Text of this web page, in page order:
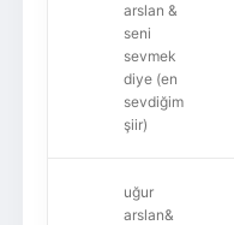
arslan &
seni
sevmek
diye (en
sevdiğim
şiir)
uğur
arslan&